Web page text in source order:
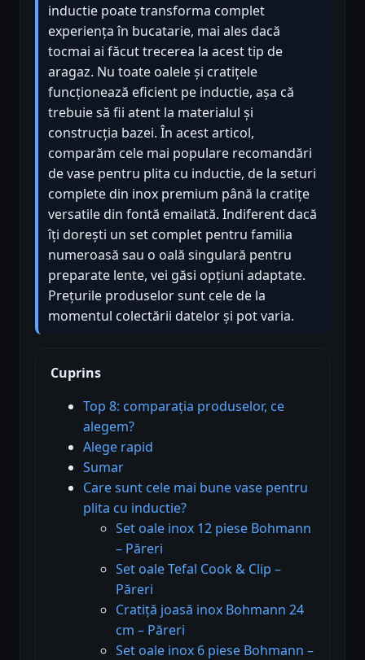
inductie poate transforma complet
experiența în bucatarie, mai ales dacă
tocmai ai făcut trecerea la acest tip de
aragaz. Nu toate oalele și cratițele
funcționează eficient pe inductie, așa că
trebuie să fii atent la materialul și
construcția bazei. În acest articol,
comparăm cele mai populare recomandări
de vase pentru plita cu inductie, de la seturi
complete din inox premium până la cratițe
versatile din fontă emailată. Indiferent dacă
îți dorești un set complet pentru familia
numeroasă sau o oală singulară pentru
preparate lente, vei găsi opțiuni adaptate.
Prețurile produselor sunt cele de la
momentul colectării datelor și pot varia.
Cuprins
Top 8: comparația produselor, ce
alegem?
Alege rapid
Sumar
Care sunt cele mai bune vase pentru
plita cu inductie?
Set oale inox 12 piese Bohmann
– Păreri
Set oale Tefal Cook & Clip –
Păreri
Cratiță joasă inox Bohmann 24
cm – Păreri
Set oale inox 6 piese Bohmann –